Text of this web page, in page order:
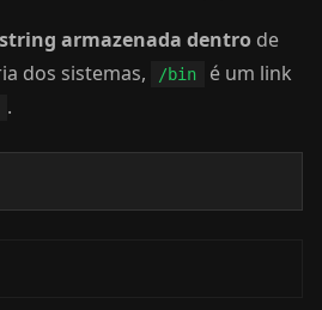
string armazenada dentrode
dos sistemas,
/bin
é um link
.